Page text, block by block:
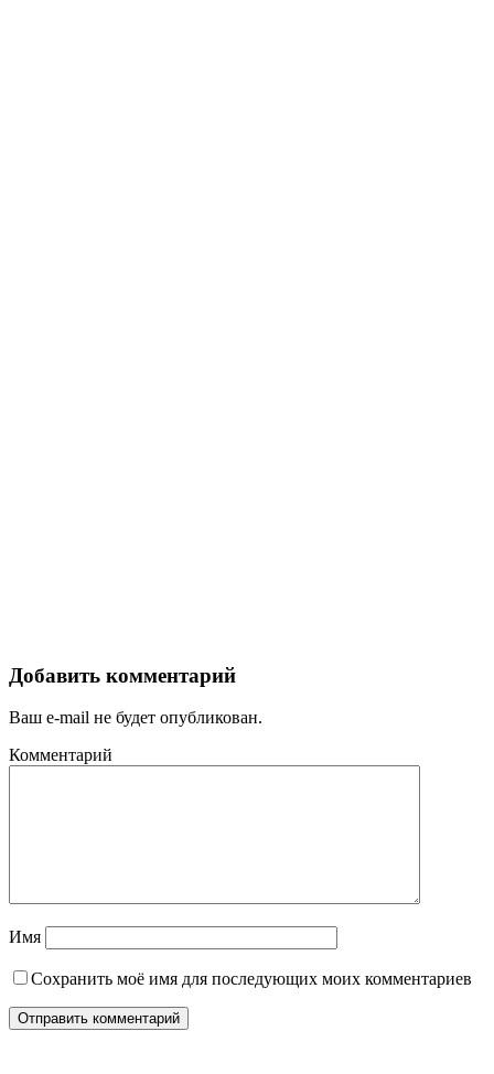
Добавить комментарий
Ваш e-mail не будет опубликован.
Комментарий
Имя
Сохранить моё имя для последующих моих комментариев